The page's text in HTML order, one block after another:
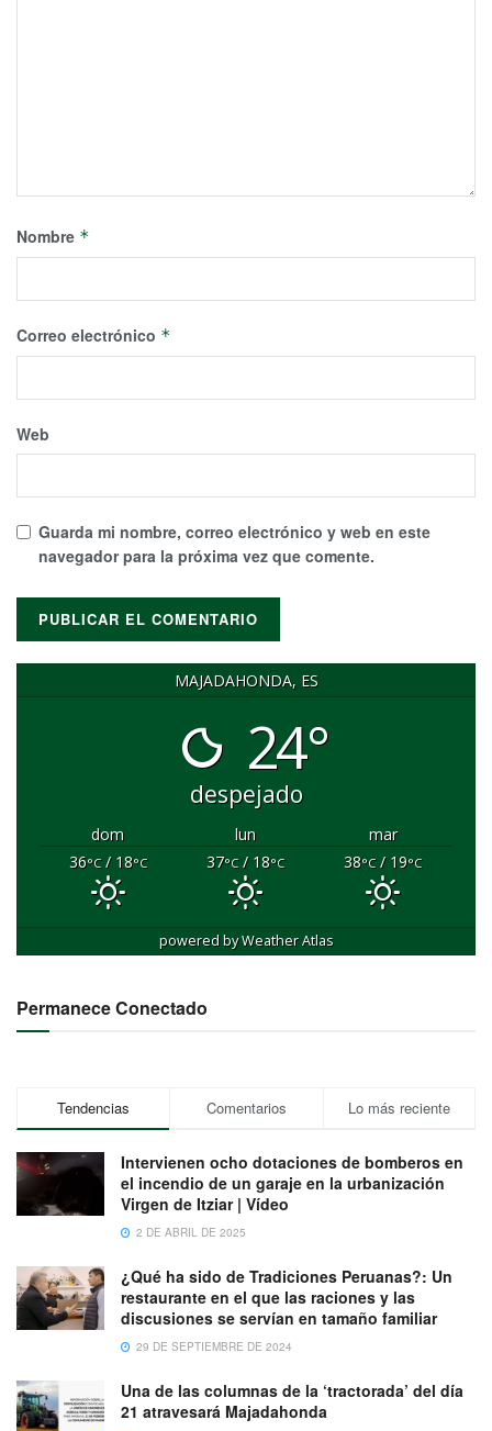
Nombre *
Correo electrónico *
Web
Guarda mi nombre, correo electrónico y web en este
navegador para la próxima vez que comente.
MAJADAHONDA, ES
24°
despejado
dom lun
mar
36°C/ 18°C 37°C/ 18°C 38°C/ 19°C
powered byWeather Atlas
Permanece Conectado
Tendencias Comentarios Lo más reciente
Intervienen ocho dotaciones de bomberos en
el incendio de un garaje en la urbanización
Virgen de Itziar | Vídeo
2 DE ABRIL DE 2025
¿Qué ha sido de Tradiciones Peruanas?: Un
restaurante en el que las raciones y las
discusiones se servían en tamaño familiar
29 DE SEPTIEMBRE DE 2024
Una de las columnas de la ‘tractorada’ del día
21 atravesará Majadahonda